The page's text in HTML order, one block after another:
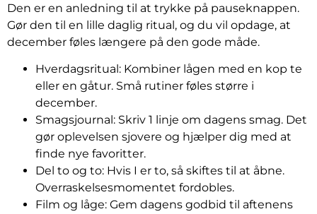
Den er en anledning til at trykke på pauseknappen.
Gør den til en lille daglig ritual, og du vil opdage, at
december føles længere på den gode måde.
Hverdagsritual: Kombiner lågen med en kop te
eller en gåtur. Små rutiner føles større i
december.
Smagsjournal: Skriv 1 linje om dagens smag. Det
gør oplevelsen sjovere og hjælper dig med at
finde nye favoritter.
Del to og to: Hvis I er to, så skiftes til at åbne.
Overraskelsesmomentet fordobles.
Film og låge: Gem dagens godbid til aftenens